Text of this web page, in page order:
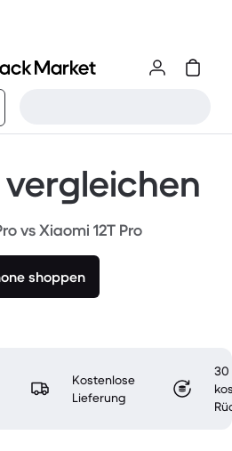
vs Xiaomi 12T Pro
shoppen
Kostenlose
Lieferung
30